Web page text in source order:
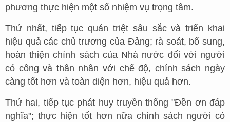
phương thực hiện một số nhiệm vụ trọng tâm.
Thứ nhất, tiếp tục quán triệt sâu sắc và triển khai
hiệu quả các chủ trương của Đảng; rà soát, bổ sung,
hoàn thiện chính sách của Nhà nước đối với người
có công và thân nhân với chế độ, chính sách ngày
càng tốt hơn và toàn diện hơn, hiệu quả hơn.
Thứ hai, tiếp tục phát huy truyền thống "Đền ơn đáp
nghĩa"; thực hiện tốt hơn nữa chính sách người có